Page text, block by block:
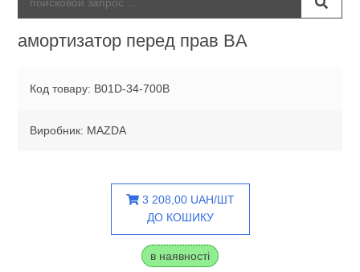
амортизатор перед прав BA
Код товару: B01D-34-700B
Виробник: MAZDA
3 208,00 UAH/ШТ
ДО КОШИКУ
в наявності